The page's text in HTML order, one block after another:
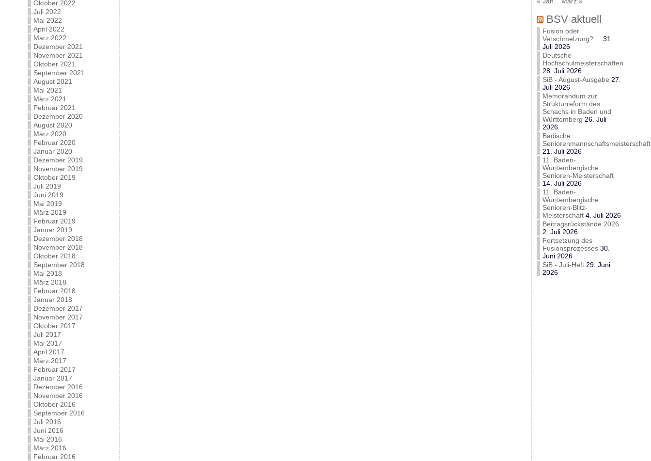
Oktober 2022
Juli 2022
Mai 2022
April 2022
März 2022
Dezember 2021
November 2021
Oktober 2021
September 2021
August 2021
Mai 2021
März 2021
Februar 2021
Dezember 2020
August 2020
März 2020
Februar 2020
Januar 2020
Dezember 2019
November 2019
Oktober 2019
Juli 2019
Juni 2019
Mai 2019
März 2019
Februar 2019
Januar 2019
Dezember 2018
November 2018
Oktober 2018
September 2018
Mai 2018
März 2018
Februar 2018
Januar 2018
Dezember 2017
November 2017
Oktober 2017
Juli 2017
Mai 2017
April 2017
März 2017
Februar 2017
Januar 2017
Dezember 2016
November 2016
Oktober 2016
September 2016
Juli 2016
Juni 2016
Mai 2016
März 2016
Februar 2016
BSV aktuell
Fusion oder
Verschmelzung? ...
31.
Juli 2026
Deutsche
Hochschulmeisterschaften
28. Juli 2026
SiB - August-Ausgabe 27.
Juli 2026
Memorandum zur
Strukturreform des
Schachs in Baden und
Württemberg 26. Juli
2026
Badische
Seniorenmannschaftsmeisterschaft
21. Juli 2026
11. Baden-
Württembergische
Senioren-Meisterschaft
14. Juli 2026
11. Baden-
Württembergische
Senioren-Blitz-
Meisterschaft 4. Juli 2026
Beitragsrückstände 2026
2. Juli 2026
Fortsetzung des
Fusionsprozesses 30.
Juni 2026
SiB - Juli-Heft 29. Juni
2026